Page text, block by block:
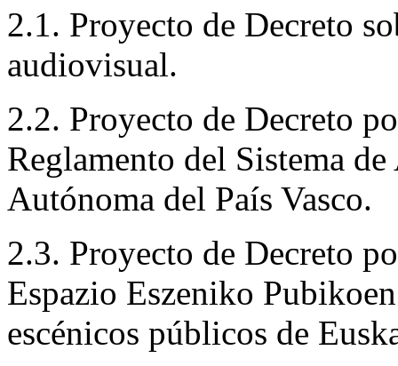
2.1. Proyecto de Decreto
audiovisual.
2.2. Proyecto de Decreto
Reglamento del Sistema
Autónoma del País Vasco.
2.3. Proyecto de Decreto
Espazio Eszeniko
escénicos públicos de